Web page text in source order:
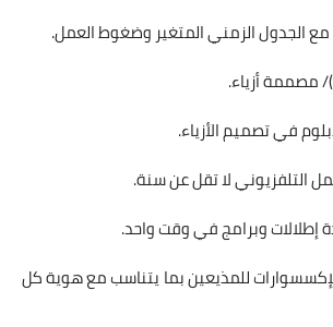
الجدول الزمني المتغير وضغوط العمل.
في تصميم الأزياء.
التلفزيوني لا تقل عن سنة.
إطلالات وبرامج في وقت واحد.
للمذيعين بما يتناسب مع هوية كل